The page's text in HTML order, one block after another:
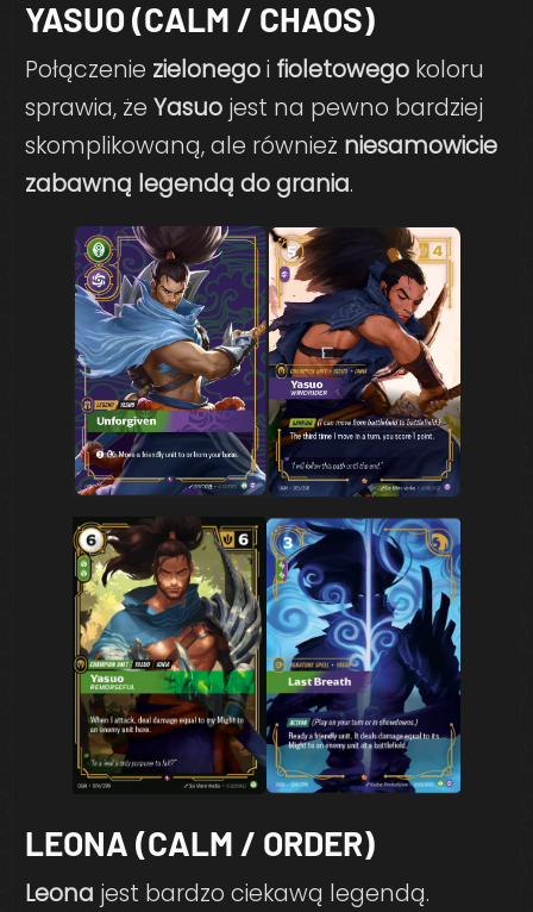
YASUO (CALM / CHAOS)
Połączenie zielonegoi fioletowego koloru
sprawia, że Yasuo jest na pewno bardziej
skomplikowaną, ale również niesamowicie
zabawną legendą do grania.
LEONA (CALM / ORDER)
Leona jest bardzo ciekawą legendą.